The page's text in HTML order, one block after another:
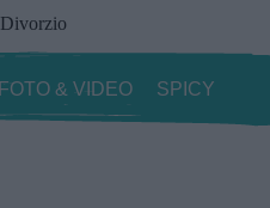
Divorzio
FOTO & VIDEO SPICY